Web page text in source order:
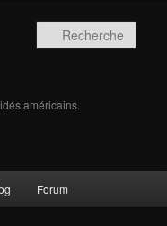
américains.
Forum